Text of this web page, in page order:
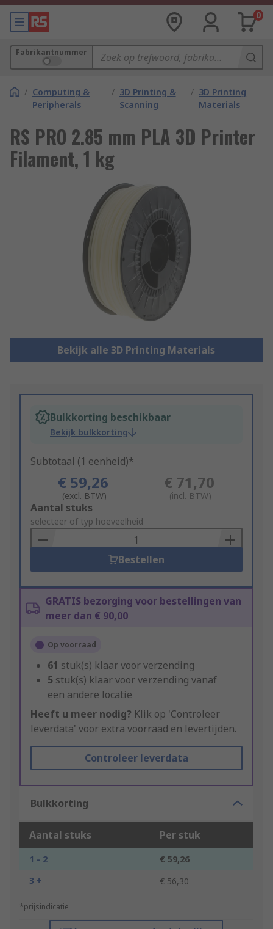
0
Fabrikantnummer
/ Computing &
Peripherals
/ 3D Printing &
Scanning
/ 3D Printing
Materials
RS PRO 2.85 mm PLA 3D Printer
Filament, 1 kg
Bekijk alle 3D Printing Materials
Bulkkorting beschikbaar
Bekijk bulkkorting
Subtotaal (1 eenheid)*
€ 59,26
(excl. BTW)
€ 71,70
(incl. BTW)
Add
to
Basket
Aantal stuks
selecteer of typ hoeveelheid
Bestellen
GRATIS bezorging voor bestellingen van
meer dan € 90,00
Op voorraad
61 stuk(s) klaar voor verzending
5 stuk(s) klaar voor verzending vanaf
een andere locatie
Heeft u meer nodig? Klik op 'Controleer
leverdata' voor extra voorraad en levertijden.
Controleer leverdata
Bulkkorting
Aantal stuks Per stuk
1 - 2
€ 59,26
3 +
€ 56,30
*prijsindicatie